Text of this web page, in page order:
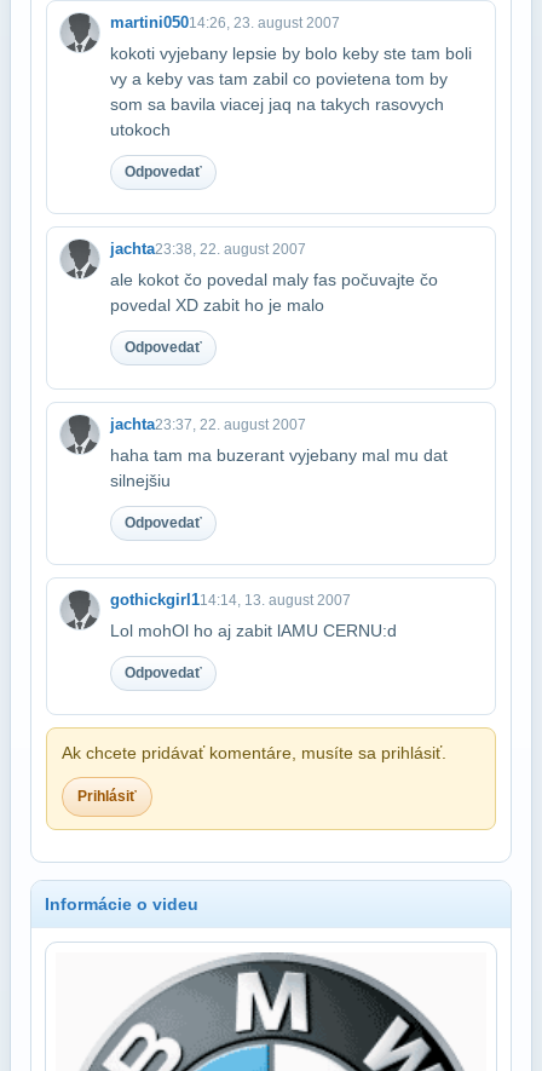
martini05014:26, 23. august 2007
kokoti vyjebany lepsie by bolo keby ste tam boli
vy a keby vas tam zabil co poviete​na tom by
som sa bavila viacej jaq na takych rasovych
utokoch
Odpovedať
jachta23:38, 22. august 2007
ale kokot čo povedal maly fas počuvajte čo
povedal XD zabit ho je malo
Odpovedať
jachta23:37, 22. august 2007
haha tam ma buzerant vyjebany mal mu dat
silnejšiu
Odpovedať
gothickgirl114:14, 13. august 2007
Lol mohOl ho aj zabit lAMU CERNU:d
Odpovedať
Ak chcete pridávať komentáre, musíte sa prihlásiť.
Prihlásiť
Informácie o videu